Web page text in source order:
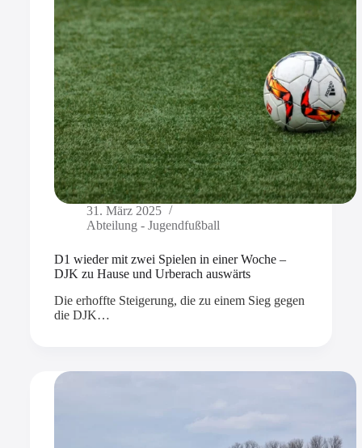
31. März 2025
Abteilung - Jugendfußball
D1 wieder mit zwei Spielen in einer Woche –
DJK zu Hause und Urberach auswärts
Die erhoffte Steigerung, die zu einem Sieg gegen
die DJK…